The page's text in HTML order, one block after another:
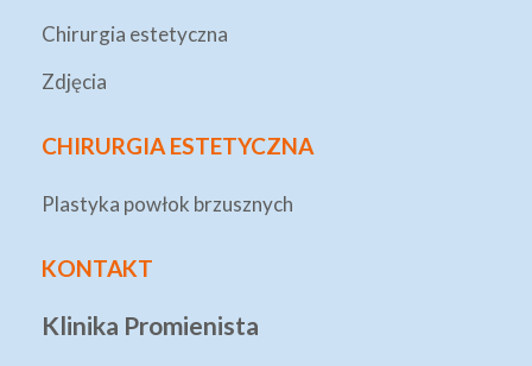
Chirurgia estetyczna
Zdjęcia
CHIRURGIA ESTETYCZNA
Plastyka powłok brzusznych
KONTAKT
Klinika Promienista